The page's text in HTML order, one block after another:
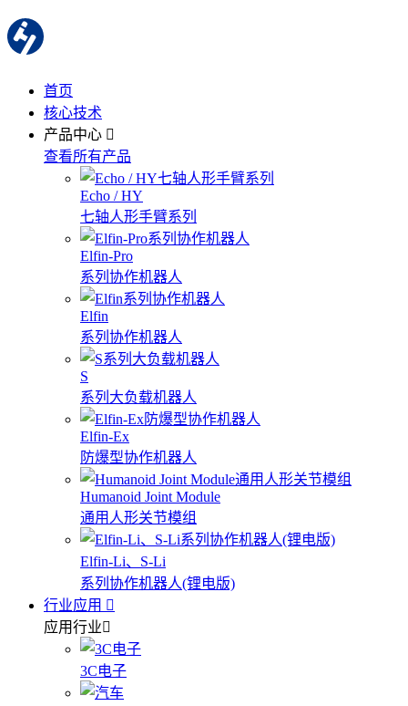
首页
核心技术
产品中心
查看所有产品
Echo / HY
七轴人形手臂系列
Elfin-Pro
系列协作机器人
Elfin
系列协作机器人
S
系列大负载机器人
Elfin-Ex
防爆型协作机器人
Humanoid Joint Module
通用人形关节模组
Elfin-Li、S-Li
系列协作机器人(锂电版)
行业应用
应用行业
3C电子